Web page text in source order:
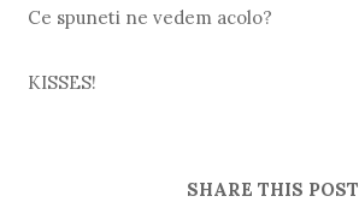
Ce spuneti ne vedem acolo?
KISSES!
SHARE THIS POST